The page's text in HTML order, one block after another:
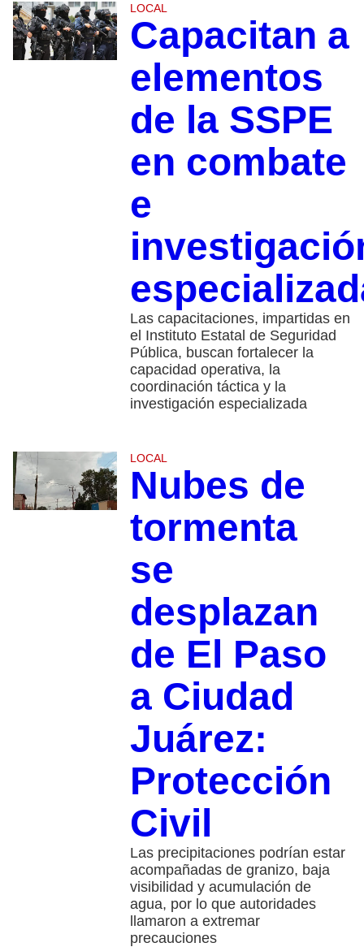
LOCAL
Capacitan a
elementos
de la SSPE
en combate
e
Las capacitaciones, impartidas en
el Instituto Estatal de Seguridad
Pública, buscan fortalecer la
capacidad operativa, la
coordinación táctica y la
investigación especializada
LOCAL
Nubes de
tormenta
se
desplazan
de El Paso
a Ciudad
Juárez:
Protección
Civil
Las precipitaciones podrían estar
acompañadas de granizo, baja
visibilidad y acumulación de
agua, por lo que autoridades
llamaron a extremar
precauciones